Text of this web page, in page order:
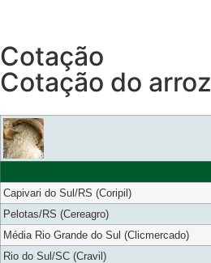
Cotação
Cotação do arroz
Capivari do Sul/RS (Coripil)
Pelotas/RS (Cereagro)
Média Rio Grande do Sul (Clicmercado)
Rio do Sul/SC (Cravil)